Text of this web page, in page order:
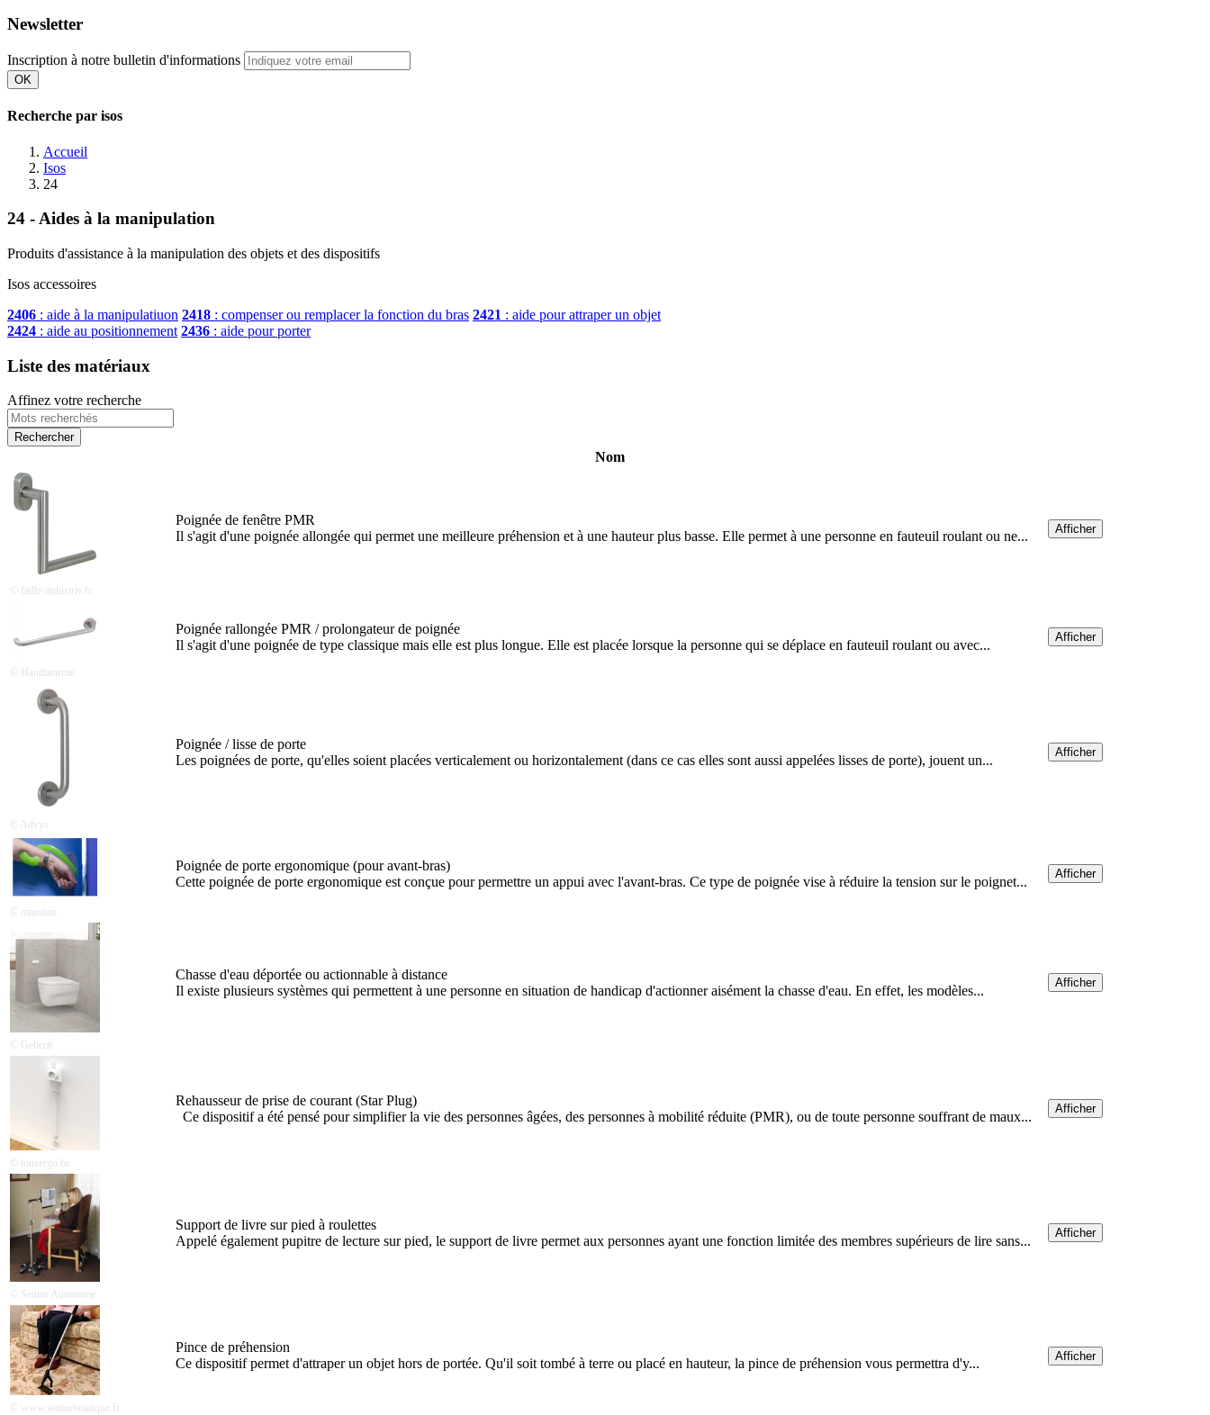
Newsletter
Inscription à notre bulletin d'informations
OK
Recherche par isos
Accueil
Isos
24
24 - Aides à la manipulation
Produits d'assistance à la manipulation des objets et des dispositifs
Isos accessoires
2406 : aide à la manipulatiuon 2418 : compenser ou remplacer la fonction du bras 2421 : aide pour attraper un objet
2424 : aide au positionnement 2436 : aide pour porter
Liste des matériaux
Affinez votre recherche
Nom
© faille-industrie.fr
Poignée de fenêtre PMR
Il s'agit d'une poignée allongée qui permet une meilleure préhension et à une hauteur plus basse. Elle permet à une personne en fauteuil roulant ou ne...
Afficher
© Handinorme
Poignée rallongée PMR / prolongateur de poignée
Il s'agit d'une poignée de type classique mais elle est plus longue. Elle est placée lorsque la personne qui se déplace en fauteuil roulant ou avec...
Afficher
© Advys
Poignée / lisse de porte
Les poignées de porte, qu'elles soient placées verticalement ou horizontalement (dans ce cas elles sont aussi appelées lisses de porte), jouent un...
Afficher
© manutan
Poignée de porte ergonomique (pour avant-bras)
Cette poignée de porte ergonomique est conçue pour permettre un appui avec l'avant-bras. Ce type de poignée vise à réduire la tension sur le poignet...
Afficher
© Geberit
Chasse d'eau déportée ou actionnable à distance
Il existe plusieurs systèmes qui permettent à une personne en situation de handicap d'actionner aisément la chasse d'eau. En effet, les modèles...
Afficher
© tousergo.be
Rehausseur de prise de courant (Star Plug)
Ce dispositif a été pensé pour simplifier la vie des personnes âgées, des personnes à mobilité réduite (PMR), ou de toute personne souffrant de maux...
Afficher
© Senior Autonome
Support de livre sur pied à roulettes
Appelé également pupitre de lecture sur pied, le support de livre permet aux personnes ayant une fonction limitée des membres supérieurs de lire sans...
Afficher
© www.seniorboutique.fr
Pince de préhension
Ce dispositif permet d'attraper un objet hors de portée. Qu'il soit tombé à terre ou placé en hauteur, la pince de préhension vous permettra d'y...
Afficher